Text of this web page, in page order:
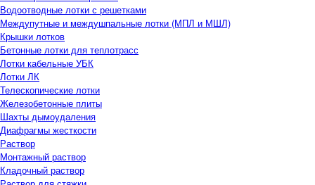
Водоотводные лотки с решетками
Междупутные и междушпальные лотки (МПЛ и МШЛ)
Крышки лотков
Бетонные лотки для теплотрасс
Лотки кабельные УБК
Лотки ЛК
Телескопические лотки
Железобетонные плиты
Шахты дымоудаления
Диафрагмы жесткости
Раствор
Монтажный раствор
Кладочный раствор